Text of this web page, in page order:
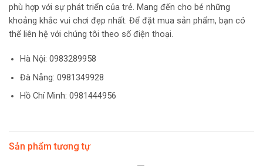
phù hợp với sự phát triển của trẻ. Mang đến cho bé những
khoảng khắc vui chơi đẹp nhất. Để đặt mua sản phẩm, bạn có
thể liên hệ với chúng tôi theo số điện thoại.
Hà Nội: 0983289958
Đà Nẵng: 0981349928
Hồ Chí Minh: 0981444956
Sản phẩm tương tự